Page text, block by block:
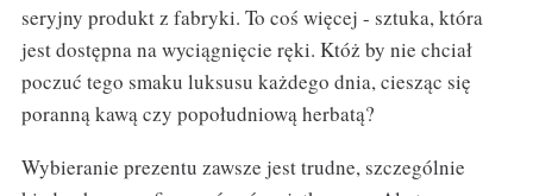
seryjny produkt z fabryki. To coś więcej - sztuka, która
jest dostępna na wyciągnięcie ręki. Któż by nie chciał
poczuć tego smaku luksusu każdego dnia, ciesząc się
poranną kawą czy popołudniową herbatą?
Wybieranie prezentu zawsze jest trudne, szczególnie